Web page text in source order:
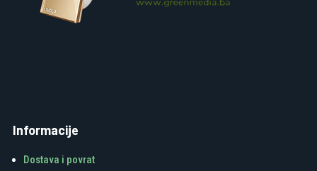
Informacije
Dostava i povrat